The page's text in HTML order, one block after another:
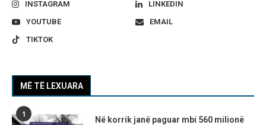
INSTAGRAM
LINKEDIN
YOUTUBE
EMAIL
TIKTOK
MË TË LEXUARA
1
Në korrik janë paguar mbi 560 milionë